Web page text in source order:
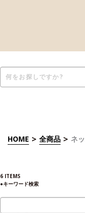
HOME > 全商品 > ネ
6 ITEMS
●キーワード検索